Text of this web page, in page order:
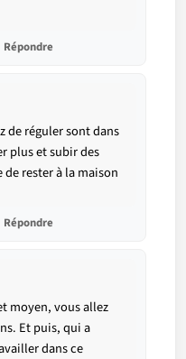
Répondre
de réguler sont dans
plus et subir des
rester à la maison
Répondre
moyen, vous allez
Et puis, qui a
dans ce